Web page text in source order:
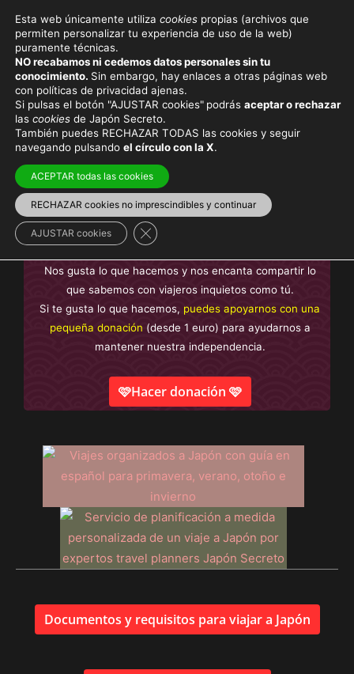
SETAGAYA
Viaja con el mejor seguro y
En Japón Secreto te ofrecemos contenido
sin anuncios
intrusivos y sin contenido de pago
Nos gusta lo que hacemos y nos encanta compartir lo
que sabemos con viajeros inquietos como tú.
Si te gusta lo que hacemos, puedes apoyarnos con una
pequeña donación (desde 1 euro) para ayudarnos a
mantener nuestra independencia.
🩷Hacer donación 🩷
Documentos y requisitos para viajar a Japón
Esta web únicamente utiliza cookies propias (archivos que
permiten personalizar tu experiencia de uso de la web)
puramente técnicas.
NO recabamos ni cedemos datos personales sin tu
conocimiento. Sin embargo, hay enlaces a otras páginas web
con políticas de privacidad ajenas.
Si pulsas el botón "AJUSTAR cookies" podrás aceptar o rechazar
las cookies de Japón Secreto.
También puedes RECHAZAR TODAS las cookies y seguir
navegando pulsando el círculo con la X.
ACEPTAR todas las cookies
RECHAZAR cookies no imprescindibles y continuar
AJUSTAR cookies Cerrar el banner de cookies RGPD